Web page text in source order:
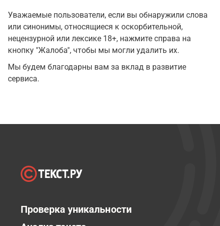
Уважаемые пользователи, если вы обнаружили слова
или синонимы, относящиеся к оскорбительной,
нецензурной или лексике 18+, нажмите справа на
кнопку "Жалоба", чтобы мы могли удалить их.
Мы будем благодарны вам за вклад в развитие
сервиса.
Проверка уникальности